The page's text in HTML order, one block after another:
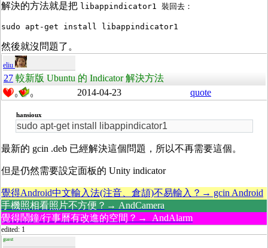
解決的方法就是把 libappindicator1 裝回去：
sudo apt-get install libappindicator1
然後就沒問題了。
eliu
27 較新版 Ubuntu 的 Indicator 解決方法
0 0 2014-04-23 quote
hansioux
sudo apt-get install libappindicator1
最新的 gcin .deb 已經解決這個問題，所以不再需要這個。
但是仍然需要設定面板的 Unity indicator
覺得Android中文輸入法(注音、倉頡)不易輸入？→ gcin Android
手機照相看照片不方便？→ AndCamera
覺得鬧鐘/行事曆有改進的空間？→ AndAlarm
edited: 1
guest